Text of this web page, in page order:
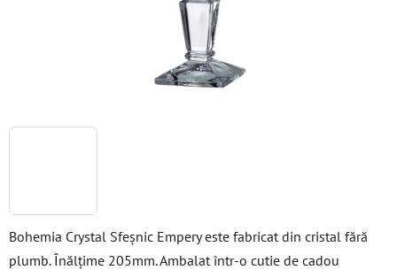
Bohemia Crystal Sfeșnic Empery este fabricat din cristal fără
plumb. Înălțime 205mm. Ambalat într-o cutie de cadou